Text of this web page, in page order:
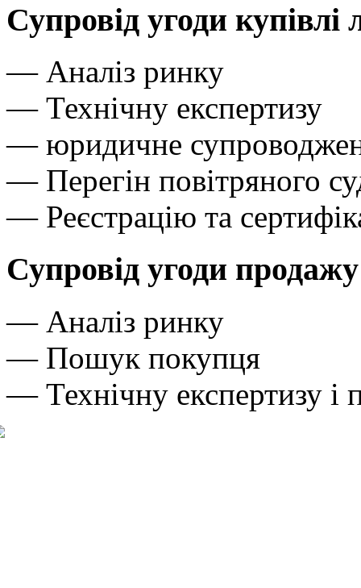
Супровід угоди
— Аналіз ринку
— Технічну експертизу
— юридичне
— Перегін повітряного
— Реєстрацію та
Супровід угоди
— Аналіз ринку
— Пошук покупця
— Технічну експертизу і